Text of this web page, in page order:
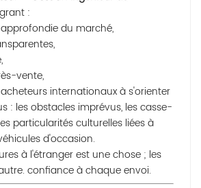
:
du marché,
vente,
internationaux à s'orienter
: les obstacles imprévus, les casse-
particularités culturelles liées à
d'occasion.
à l'étranger est une chose ; les
confianceà chaque envoi.